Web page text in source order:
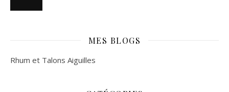
MES BLOGS
Rhum et Talons Aiguilles